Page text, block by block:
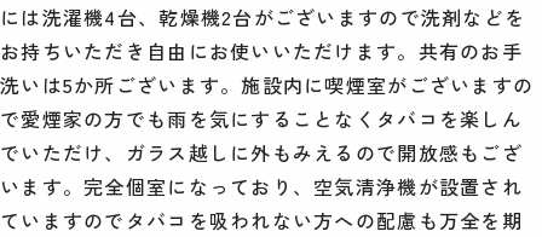
には洗濯機4台、乾燥機2台がございますので洗剤などを
お持ちいただき自由にお使いいただけます。共有のお手
洗いは5か所ございます。施設内に喫煙室がございますの
で愛煙家の方でも雨を気にすることなくタバコを楽しん
でいただけ、ガラス越しに外もみえるので開放感もござ
います。完全個室になっており、空気清浄機が設置され
ていますのでタバコを吸われない方への配慮も万全を期